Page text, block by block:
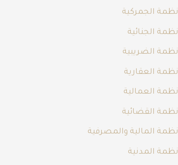
الجمركية
الجنائية
الضريبية
العقارية
العمالية
القضائية
المالية والمصرفية
المدنية